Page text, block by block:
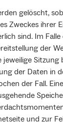
gelöscht,
Zweckes ihrer
sind. Im
der
jeweilige Sitzung
der Daten in
der Fall. Eine
und zur